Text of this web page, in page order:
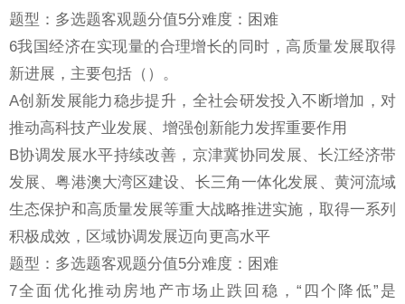
题型：多选题客观题分值5分难度：困难
6我国经济在实现量的合理增长的同时，高质量发展取得
新进展，主要包括（）。
A创新发展能力稳步提升，全社会研发投入不断增加，对
推动高科技产业发展、增强创新能力发挥重要作用
B协调发展水平持续改善，京津冀协同发展、长江经济带
发展、粤港澳大湾区建设、长三角一体化发展、黄河流域
生态保护和高质量发展等重大战略推进实施，取得一系列
积极成效，区域协调发展迈向更高水平
题型：多选题客观题分值5分难度：困难
7全面优化推动房地产市场止跌回稳，“四个降低”是